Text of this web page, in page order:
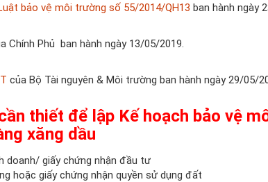
bảo vệ môi trường số 55/2014/QH13 ban hành ngày
Chính Phủ ban hành ngày 13/05/2019.
của Bộ Tài nguyên & Môi trường ban hành ngày 29/05/
thiết để lập Kế hoạch bảo vệ
xăng dầu
doanh/ giấy chứng nhận đầu tư
hoặc giấy chứng nhận quyền sử dụng đất